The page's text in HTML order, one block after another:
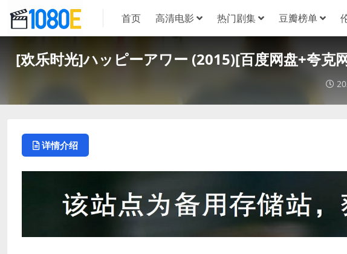
首页 高清电影 热门剧集 豆瓣榜单
[欢乐时光]ハッピーアワー (2015)[百度网盘+夸
详情介绍